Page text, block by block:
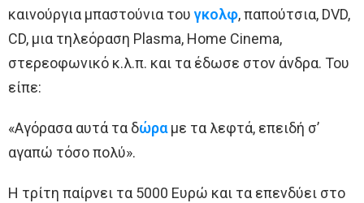
καινούργια μπαστούνια του γκολφ, παπούτσια, DVD,
CD, μια τηλεόραση Plasma, Home Cinema,
στερεοφωνικό κ.λ.π. και τα έδωσε στον άνδρα. Του
είπε:
«Αγόρασα αυτά τα δώραμε τα λεφτά, επειδή σ’
αγαπώ τόσο πολύ».
Η τρίτη παίρνει τα 5000 Ευρώ και τα επενδύει στο